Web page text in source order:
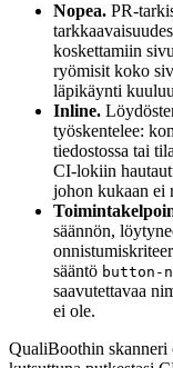
Nopea. PR-
koskettamiin
ryömisit koko
läpikäynti
Inline.
työskentelee:
tiedostossa tai
CI-lokiin
johon kukaan ei
säännön,
sääntö button-
saavutettavaa
ei ole.
QualiBoothin skanneri